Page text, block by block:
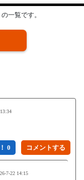
一覧です。
0
7-22 14:15